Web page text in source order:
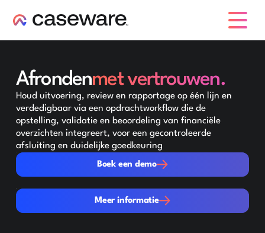
Afrondenmet vertrouwen.
Houd uitvoering, review en rapportage op één lijn en
verdedigbaar via een opdrachtworkflow die de
opstelling, validatie en beoordeling van financiële
overzichten integreert, voor een gecontroleerde
afsluiting en duidelijke goedkeuring
Boek een demo
Boek een demo
Meer informatie
Meer informatie